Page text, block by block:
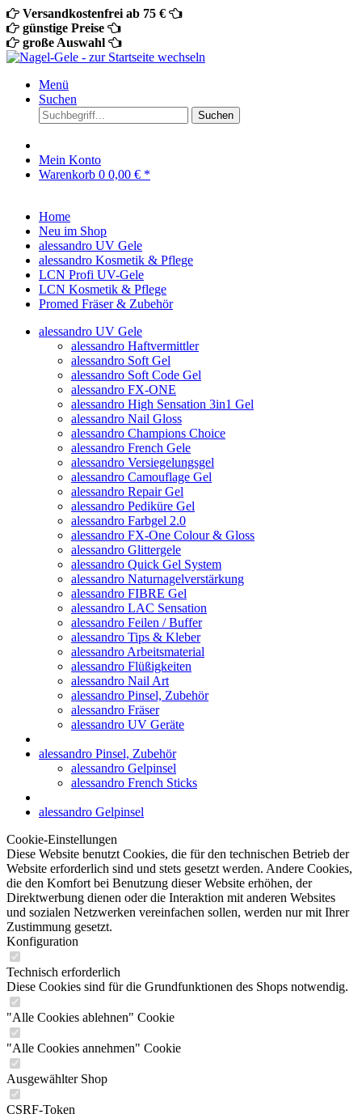
Versandkostenfrei ab 75 €
günstige Preise
große Auswahl
Menü
Suchen
Suchen
Mein Konto
Warenkorb 0 0,00 € *
Home
Neu im Shop
alessandro UV Gele
alessandro Kosmetik & Pflege
LCN Profi UV-Gele
LCN Kosmetik & Pflege
Promed Fräser & Zubehör
alessandro UV Gele
alessandro Haftvermittler
alessandro Soft Gel
alessandro Soft Code Gel
alessandro FX-ONE
alessandro High Sensation 3in1 Gel
alessandro Nail Gloss
alessandro Champions Choice
alessandro French Gele
alessandro Versiegelungsgel
alessandro Camouflage Gel
alessandro Repair Gel
alessandro Pediküre Gel
alessandro Farbgel 2.0
alessandro FX-One Colour & Gloss
alessandro Glittergele
alessandro Quick Gel System
alessandro Naturnagelverstärkung
alessandro FIBRE Gel
alessandro LAC Sensation
alessandro Feilen / Buffer
alessandro Tips & Kleber
alessandro Arbeitsmaterial
alessandro Flüßigkeiten
alessandro Nail Art
alessandro Pinsel, Zubehör
alessandro Fräser
alessandro UV Geräte
alessandro Pinsel, Zubehör
alessandro Gelpinsel
alessandro French Sticks
alessandro Gelpinsel
Cookie-Einstellungen
Diese Website benutzt Cookies, die für den technischen Betrieb der
Website erforderlich sind und stets gesetzt werden. Andere Cookies,
die den Komfort bei Benutzung dieser Website erhöhen, der
Direktwerbung dienen oder die Interaktion mit anderen Websites
und sozialen Netzwerken vereinfachen sollen, werden nur mit Ihrer
Zustimmung gesetzt.
Konfiguration
Technisch erforderlich
Diese Cookies sind für die Grundfunktionen des Shops notwendig.
"Alle Cookies ablehnen" Cookie
"Alle Cookies annehmen" Cookie
Ausgewählter Shop
CSRF-Token